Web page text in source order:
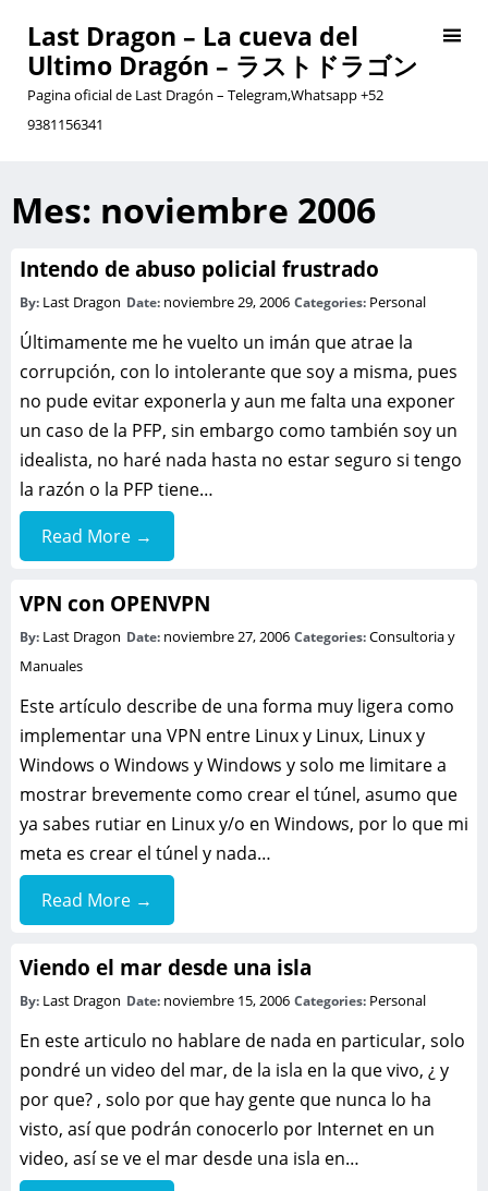
Last Dragon – La cueva del
Ultimo Dragón – ラストドラゴン
Pagina oficial de Last Dragón – Telegram,Whatsapp +52
9381156341
Mes: noviembre 2006
Intendo de abuso policial frustrado
By: Last Dragon Date: noviembre 29, 2006 Categories: Personal
Últimamente me he vuelto un imán que atrae la
corrupción, con lo intolerante que soy a misma, pues
no pude evitar exponerla y aun me falta una exponer
un caso de la PFP, sin embargo como también soy un
idealista, no haré nada hasta no estar seguro si tengo
la razón o la PFP tiene…
Read More →
VPN con OPENVPN
By: Last Dragon Date: noviembre 27, 2006 Categories:Consultoria y
Manuales
Este artículo describe de una forma muy ligera como
implementar una VPN entre Linux y Linux, Linux y
Windows o Windows y Windows y solo me limitare a
mostrar brevemente como crear el túnel, asumo que
ya sabes rutiar en Linux y/o en Windows, por lo que mi
meta es crear el túnel y nada…
Read More →
Viendo el mar desde una isla
By: Last Dragon Date: noviembre 15, 2006 Categories: Personal
En este articulo no hablare de nada en particular, solo
pondré un video del mar, de la isla en la que vivo, ¿ y
por que? , solo por que hay gente que nunca lo ha
visto, así que podrán conocerlo por Internet en un
video, así se ve el mar desde una isla en…